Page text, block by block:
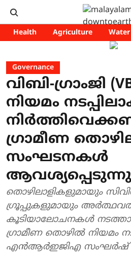
Health Agriculture Water
Governance
വിബി-ഗ്രാംജി
നിയമം
ഗ്രാമീണ
സംഘടനകൾ
ആവശ്യപ്പെടുന്നു
തൊഴിലാളികളുമായും
ഗ്രൂപ്പുകളുമായും
കൂടിയാലോചനകൾ
ഗ്രാമീണ തൊഴിൽ നിയമം
എൻആർഇജിഎ സംഘർഷ്